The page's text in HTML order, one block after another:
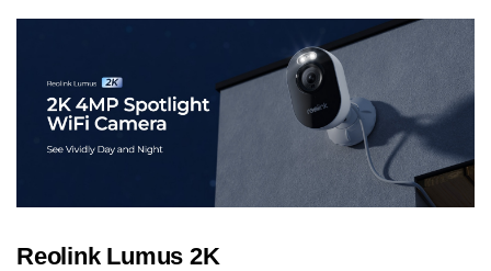
Reolink Lumus 2K